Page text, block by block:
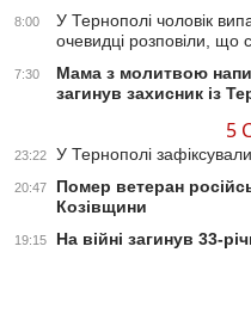
8:00
У Тернополі чоловік
очевидці розповіли, що
7:30
Мама з молитвою
загинув захисник із
5
23:22 У Тернополі
20:47
Помер ветеран
Козівщини
19:15 На війні загинув 33-